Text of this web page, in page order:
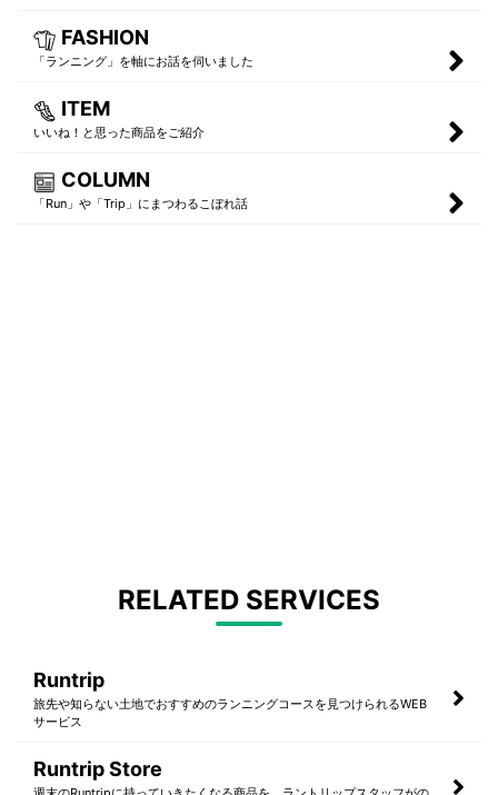
FASHION
「ランニング」を軸にお話を伺いました
ITEM
いいね！と思った商品をご紹介
COLUMN
「Run」や「Trip」にまつわるこぼれ話
RELATED SERVICES
Runtrip
旅先や知らない土地でおすすめのランニングコースを見つけられるWEB
サービス
Runtrip Store